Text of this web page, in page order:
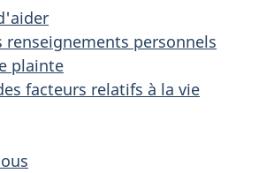
renseignements personnels
plainte
facteurs relatifs à la vie